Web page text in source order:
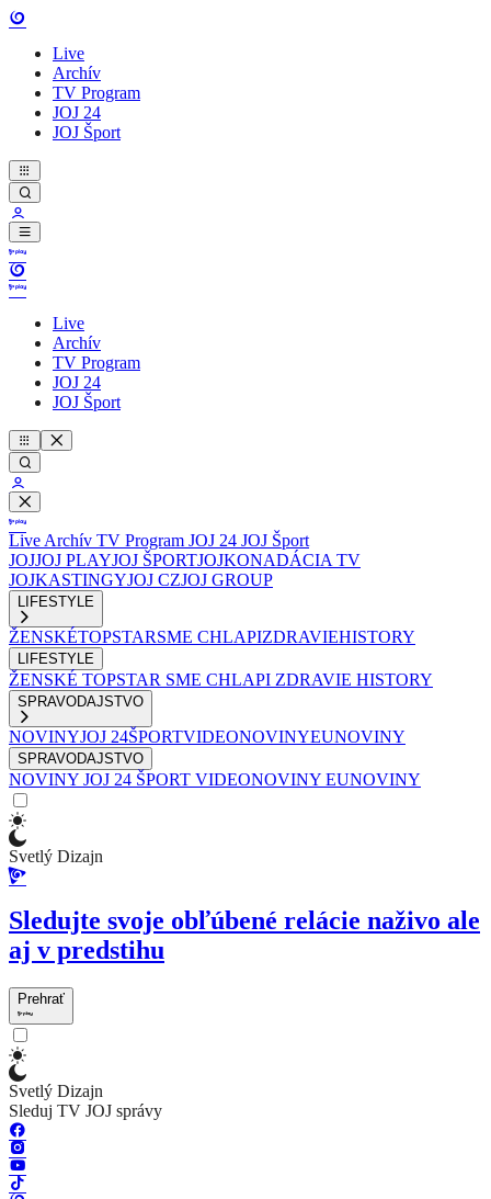
Live
Archív
TV Program
JOJ 24
JOJ Šport
Live
Archív
TV Program
JOJ 24
JOJ Šport
Live Archív TV Program JOJ 24 JOJ Šport
JOJJOJ PLAYJOJ ŠPORTJOJKONADÁCIA TV
JOJKASTINGYJOJ CZJOJ GROUP
LIFESTYLE
ŽENSKÉTOPSTARSME CHLAPIZDRAVIEHISTORY
LIFESTYLE
ŽENSKÉ TOPSTAR SME CHLAPI ZDRAVIE HISTORY
SPRAVODAJSTVO
NOVINYJOJ 24ŠPORTVIDEONOVINYEUNOVINY
SPRAVODAJSTVO
NOVINY JOJ 24 ŠPORT VIDEONOVINY EUNOVINY
Svetlý Dizajn
Sledujte svoje obľúbené relácie naživo ale
aj v predstihu
Prehrať
Svetlý Dizajn
Sleduj TV JOJ správy